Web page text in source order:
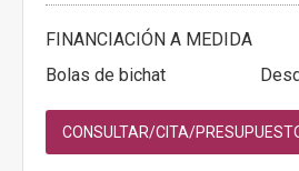
FINANCIACIÓN A MEDIDA
Bolas de bichat
CONSULTAR/CITA/